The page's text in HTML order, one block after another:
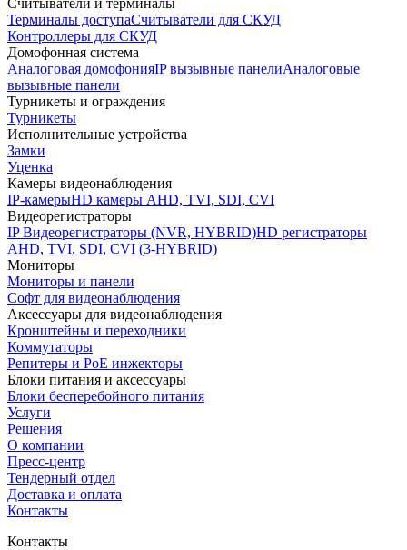
Считыватели и терминалы
Терминалы доступаСчитыватели для СКУД
Контроллеры для СКУД
Домофонная система
Аналоговая домофонияIP вызывные панелиАналоговые
вызывные панели
Турникеты и ограждения
Турникеты
Исполнительные устройства
Замки
Уценка
Камеры видеонаблюдения
IP-камерыHD камеры AHD, TVI, SDI, CVI
Видеорегистраторы
IP Видеорегистраторы (NVR, HYBRID)HD регистраторы
AHD, TVI, SDI, CVI (3-HYBRID)
Мониторы
Мониторы и панели
Софт для видеонаблюдения
Аксессуары для видеонаблюдения
Кронштейны и переходники
Коммутаторы
Репитеры и PoE инжекторы
Блоки питания и аксессуары
Блоки бесперебойного питания
Услуги
Решения
О компании
Пресс-центр
Тендерный отдел
Доставка и оплата
Контакты
Контакты